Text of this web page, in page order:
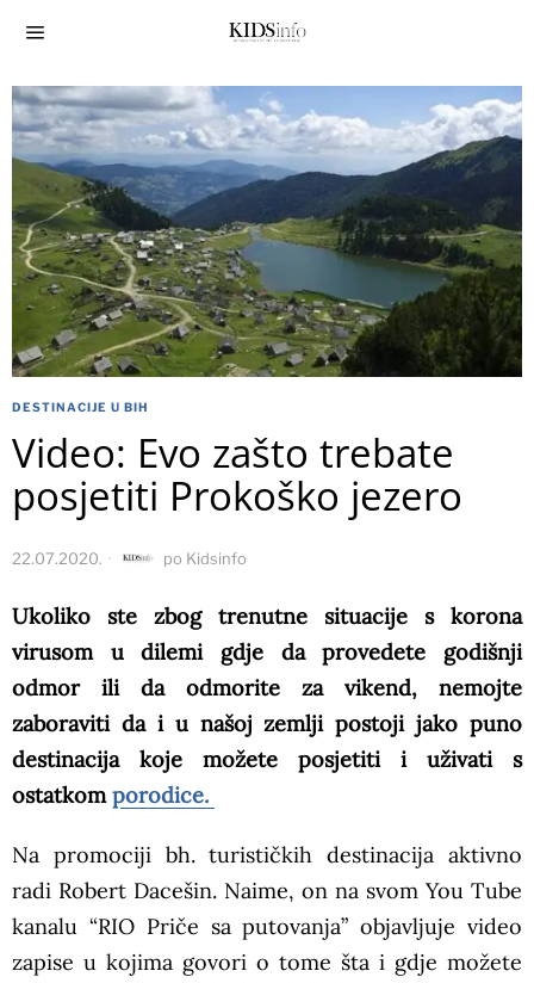
DESTINACIJE U BIH
Video: Evo zašto trebate
posjetiti Prokoško jezero
22.07.2020. po Kidsinfo
Ukoliko ste zbog trenutne situacije s korona
virusom u dilemi gdje da provedete godišnji
odmor ili da odmorite za vikend, nemojte
zaboraviti da i u našoj zemlji postoji jako puno
destinacija koje možete posjetiti i uživati s
ostatkomporodice.
Na promociji bh. turističkih destinacija aktivno
radi Robert Dacešin. Naime, on na svom You Tube
kanalu “RIO Priče sa putovanja” objavljuje video
zapise u kojima govori o tome šta i gdje možete